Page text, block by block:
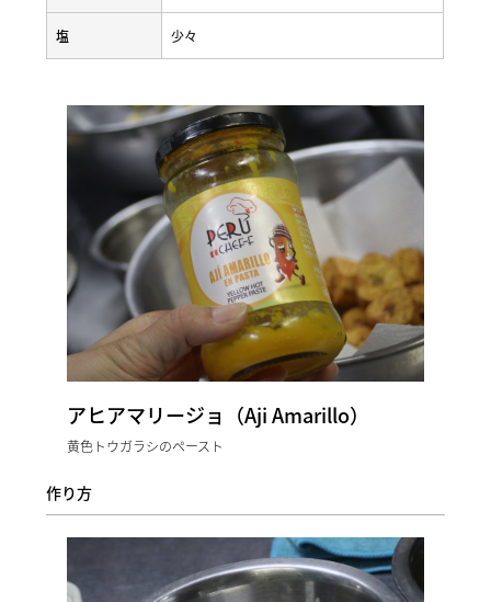
塩 少々
アヒアマリージョ（Aji Amarillo）
黄色トウガラシのペースト
作り方